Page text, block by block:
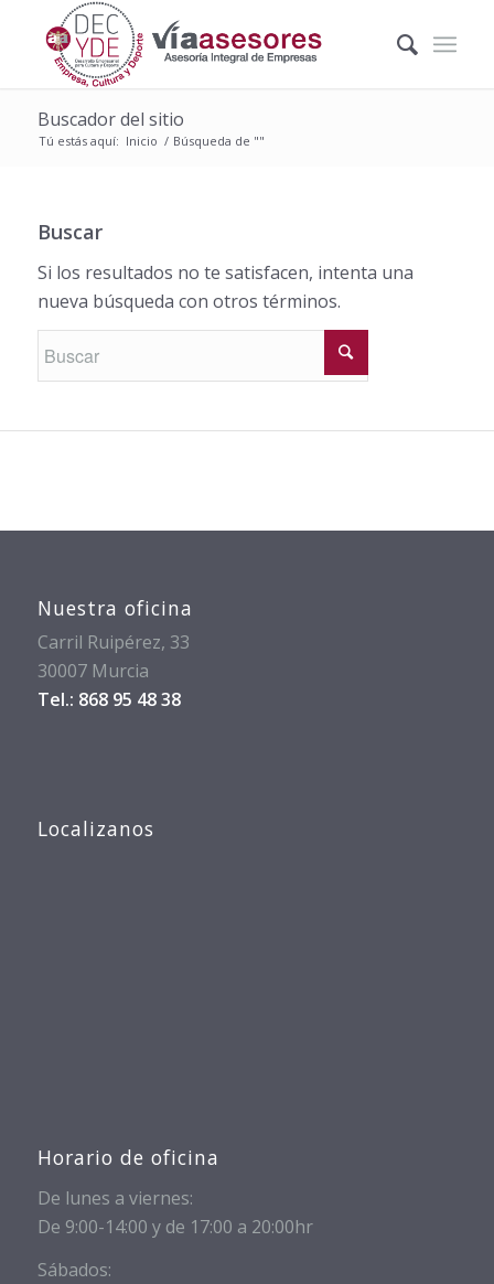
Buscador del sitio
Tú estás aquí: Inicio / Búsqueda de ""
Buscar
Si los resultados no te satisfacen, intenta una
nueva búsqueda con otros términos.
Nuestra oficina
Carril Ruipérez, 33
30007 Murcia
Tel.: 868 95 48 38
Localizanos
Horario de oficina
De lunes a viernes:
De 9:00-14:00 y de 17:00 a 20:00hr
Sábados: